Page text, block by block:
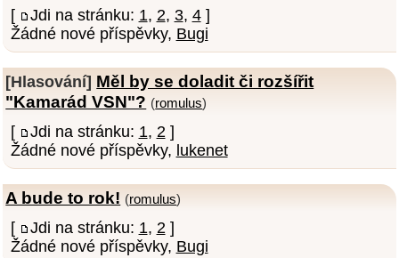
[ Jdi na stránku: 1, 2, 3, 4]
Žádné nové příspěvky, Bugi
[Hlasování] Měl by se doladit či rozšířit
"Kamarád VSN"? (romulus)
[ Jdi na stránku: 1, 2]
Žádné nové příspěvky, lukenet
A bude to rok! (romulus)
[ Jdi na stránku: 1, 2]
Žádné nové příspěvky, Bugi